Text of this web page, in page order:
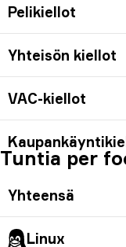
Pelikiellot
Yhteisön kiellot
VAC-kiellot
Tuntia per
Yhteensä
Linux